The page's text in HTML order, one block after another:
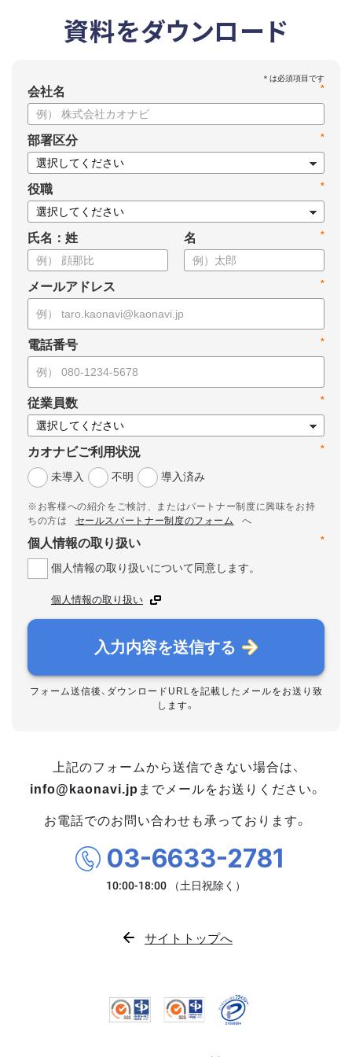
資料をダウンロード
*
会社名
*
部署区分
*
役職
氏名：姓 *
名
*
メールアドレス
*
電話番号
*
従業員数
*
カオナビご利用状況
未導入
不明 導入済み
※お客様への紹介をご検討、またはパートナー制度に興味をお持
ちの方は
セールスパートナー制度のフォーム
へ
*
個人情報の取り扱い
個人情報の取り扱いについて同意します。
個人情報の取り扱い
入力内容を送信する
フォーム送信後、ダウンロードURLを記載したメールをお送り致
します。
上記のフォームから送信できない場合は、
info@kaonavi.jp までメールをお送りください。
お電話でのお問い合わせも承っております。
03-6633-2781
サイトトップへ